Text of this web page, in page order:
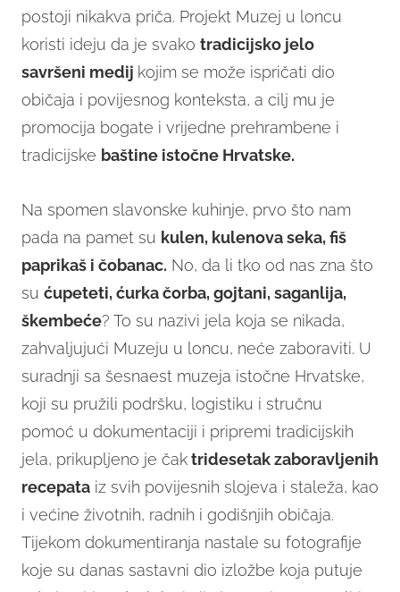
postoji nikakva priča. Projekt Muzej u loncu
koristi ideju da je svako tradicijsko jelo
savršeni medij kojim se može ispričati dio
običaja i povijesnog konteksta, a cilj mu je
promocija bogate i vrijedne prehrambene i
tradicijske baštine istočne Hrvatske.
Na spomen slavonske kuhinje, prvo što nam
pada na pamet su kulen, kulenova seka, fiš
paprikaš i čobanac. No, da li tko od nas zna što
su ćupeteti, ćurka čorba, gojtani, saganlija,
škembeće? To su nazivi jela koja se nikada,
zahvaljujući Muzeju u loncu, neće zaboraviti. U
suradnji sa šesnaest muzeja istočne Hrvatske,
koji su pružili podršku, logistiku i stručnu
pomoć u dokumentaciji i pripremi tradicijskih
jela, prikupljeno je čaktridesetak zaboravljenih
recepata iz svih povijesnih slojeva i staleža, kao
i većine životnih, radnih i godišnjih običaja.
Tijekom dokumentiranja nastale su fotografije
koje su danas sastavni dio izložbe koja putuje